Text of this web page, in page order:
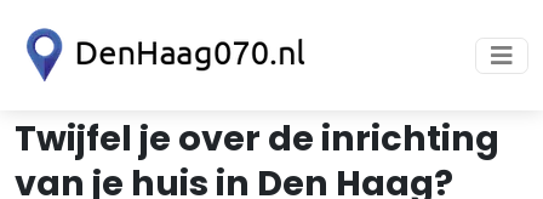
Twijfel je over de inrichting
van je huis in Den Haag?